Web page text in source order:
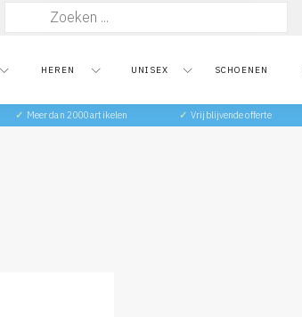
HEREN UNISEX SCHOENEN
✓ Meer dan 2000 artikelen ✓ Vrijblijvende offerte